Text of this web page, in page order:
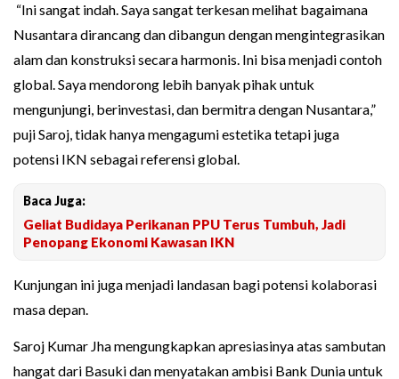
“Ini sangat indah. Saya sangat terkesan melihat bagaimana
Nusantara dirancang dan dibangun dengan mengintegrasikan
alam dan konstruksi secara harmonis. Ini bisa menjadi contoh
global. Saya mendorong lebih banyak pihak untuk
mengunjungi, berinvestasi, dan bermitra dengan Nusantara,”
puji Saroj, tidak hanya mengagumi estetika tetapi juga
potensi IKN sebagai referensi global.
Baca Juga:
Geliat Budidaya Perikanan PPU Terus Tumbuh, Jadi
Penopang Ekonomi Kawasan IKN
Kunjungan ini juga menjadi landasan bagi potensi kolaborasi
masa depan.
Saroj Kumar Jha mengungkapkan apresiasinya atas sambutan
hangat dari Basuki dan menyatakan ambisi Bank Dunia untuk